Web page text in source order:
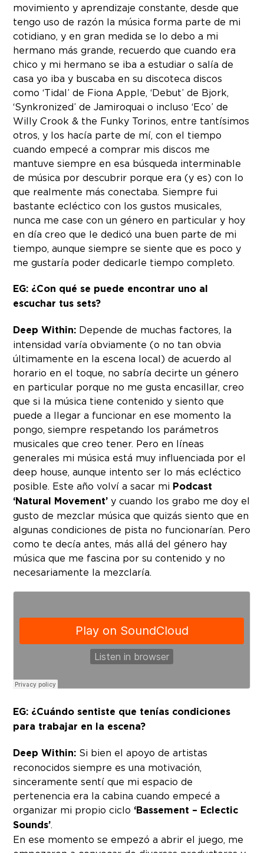
movimiento y aprendizaje constante, desde que
tengo uso de razón la música forma parte de mi
cotidiano, y en gran medida se lo debo a mi
hermano más grande, recuerdo que cuando era
chico y mi hermano se iba a estudiar o salía de
casa yo iba y buscaba en su discoteca discos
como ‘Tidal’ de Fiona Apple, ‘Debut’ de Bjork,
‘Synkronized’ de Jamiroquai o incluso ‘Eco’ de
Willy Crook & the Funky Torinos, entre tantísimos
otros, y los hacía parte de mí, con el tiempo
cuando empecé a comprar mis discos me
mantuve siempre en esa búsqueda interminable
de música por descubrir porque era (y es) con lo
que realmente más conectaba. Siempre fui
bastante ecléctico con los gustos musicales,
nunca me case con un género en particular y hoy
en día creo que le dedicó una buen parte de mi
tiempo, aunque siempre se siente que es poco y
me gustaría poder dedicarle tiempo completo.
EG: ¿Con qué se puede encontrar uno al
escuchar tus sets?
Deep Within: Depende de muchas factores, la
intensidad varía obviamente (o no tan obvia
últimamente en la escena local) de acuerdo al
horario en el toque, no sabría decirte un género
en particular porque no me gusta encasillar, creo
que si la música tiene contenido y siento que
puede a llegar a funcionar en ese momento la
pongo, siempre respetando los parámetros
musicales que creo tener. Pero en líneas
generales mi música está muy influenciada por el
deep house, aunque intento ser lo más ecléctico
posible. Este año volví a sacar mi Podcast
‘Natural Movement’ y cuando los grabo me doy el
gusto de mezclar música que quizás siento que en
algunas condiciones de pista no funcionarían. Pero
como te decía antes, más allá del género hay
música que me fascina por su contenido y no
necesariamente la mezclaría.
EG: ¿Cuándo sentiste que tenías condiciones
para trabajar en la escena?
Deep Within: Si bien el apoyo de artistas
reconocidos siempre es una motivación,
sinceramente sentí que mi espacio de
pertenencia era la cabina cuando empecé a
organizar mi propio ciclo ‘Bassement – Eclectic
Sounds’.
En ese momento se empezó a abrir el juego, me